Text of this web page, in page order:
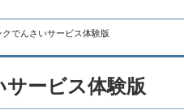
クでんさいサービス体験版
ービス体験版